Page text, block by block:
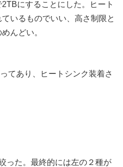
にすることにした。ヒート
いるものでいい、高さ制限と
んどい。
てあり、ヒートシンク装着さ
った。最終的には左の２種が